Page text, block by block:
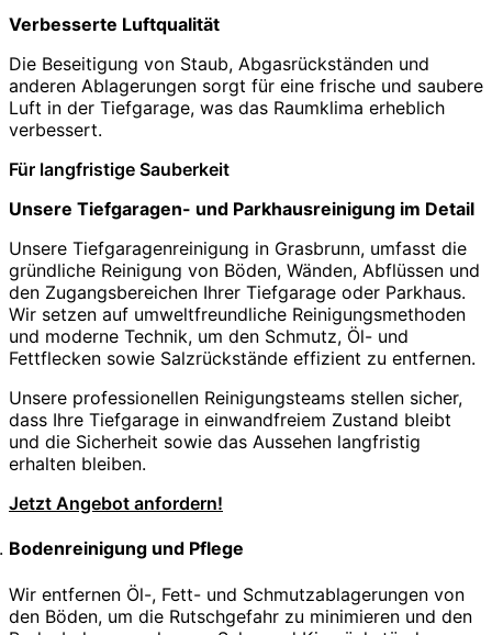
Verbesserte Luftqualität
Die Beseitigung von Staub, Abgasrückständen und
anderen Ablagerungen sorgt für eine frische und saubere
Luft in der Tiefgarage, was das Raumklima erheblich
verbessert.
Für langfristige Sauberkeit
Unsere Tiefgaragen- und Parkhausreinigung im Detail
Unsere Tiefgaragenreinigung in Grasbrunn, umfasst die
gründliche Reinigung von Böden, Wänden, Abflüssen und
den Zugangsbereichen Ihrer Tiefgarage oder Parkhaus.
Wir setzen auf umweltfreundliche Reinigungsmethoden
und moderne Technik, um den Schmutz, Öl- und
Fettflecken sowie Salzrückstände effizient zu entfernen.
Unsere professionellen Reinigungsteams stellen sicher,
dass Ihre Tiefgarage in einwandfreiem Zustand bleibt
und die Sicherheit sowie das Aussehen langfristig
erhalten bleiben.
Jetzt Angebot anfordern!
Bodenreinigung und Pflege
Wir entfernen Öl-, Fett- und Schmutzablagerungen von
den Böden, um die Rutschgefahr zu minimieren und den